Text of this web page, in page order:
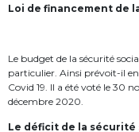
Loi de financement de
Le budget de la sécurité
particulier. Ainsi prévoit-il en
Covid 19. Il a été voté le 30
décembre 2020.
Le déficit de la sécurité